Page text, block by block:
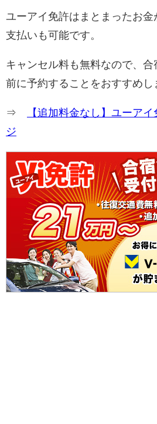
ユーアイ免許はまとまったお
支払いも可能です。
キャンセル料も無料なので、合
前に予約することをおすすめし
⇒
【追加料金なし】ユーア
ジ